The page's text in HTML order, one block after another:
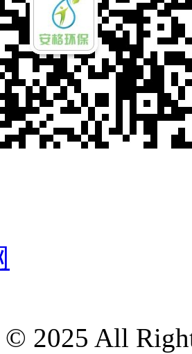
2025 All